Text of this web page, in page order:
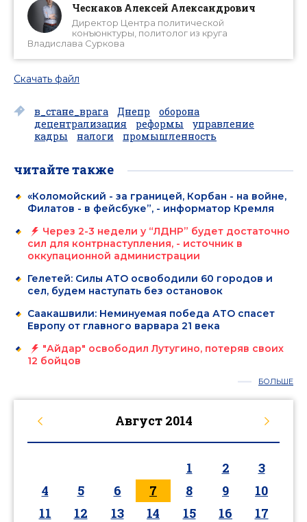
Чеснаков Алексей Александрович
Директор Центра политической
конъюнктуры, политолог из круга
Владислава Суркова
Скачать файл
в_стане_врага Днепр
оборона
децентрализация
реформы
управление
кадры
налоги промышленность
читайте также
«Коломойский - за границей, Корбан - на войне,
Филатов - в фейсбуке”, - информатор Кремля
Через 2-3 недели у “ЛДНР” будет достаточно
сил для контрнаступления, - источник в
оккупационной администрации
Гелетей: Силы АТО освободили 60 городов и
сел, будем наступать без остановок
Саакашвили: Неминуемая победа АТО спасет
Европу от главного варвара 21 века
"Айдар" освободил Лутугино, потеряв своих
12 бойцов
БОЛЬШЕ
Август 2014
1 2
3
4
5 6 7 8 9
10
11
12 13 14 15 16
17